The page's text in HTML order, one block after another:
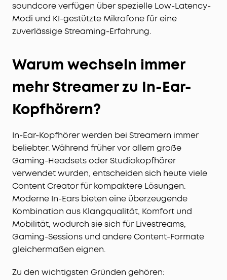
soundcore verfügen über spezielle Low-Latency-
Modi und KI-gestützte Mikrofone für eine
zuverlässige Streaming-Erfahrung.
Warum wechseln immer
mehr Streamer zu In-Ear-
Kopfhörern?
In-Ear-Kopfhörer werden bei Streamern immer
beliebter. Während früher vor allem große
Gaming-Headsets oder Studiokopfhörer
verwendet wurden, entscheiden sich heute viele
Content Creator für kompaktere Lösungen.
Moderne In-Ears bieten eine überzeugende
Kombination aus Klangqualität, Komfort und
Mobilität, wodurch sie sich für Livestreams,
Gaming-Sessions und andere Content-Formate
gleichermaßen eignen.
Zu den wichtigsten Gründen gehören: